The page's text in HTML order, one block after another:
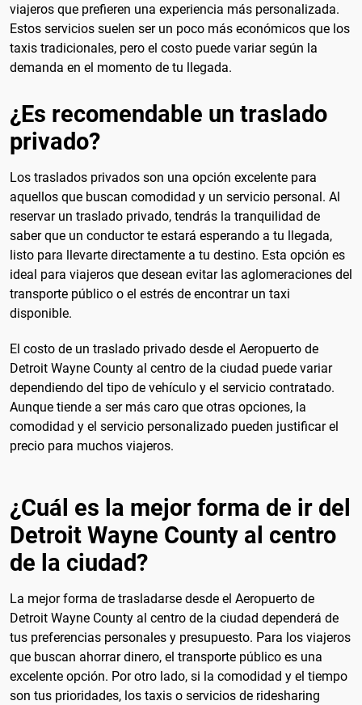
viajeros que prefieren una experiencia más personalizada.
Estos servicios suelen ser un poco más económicos que los
taxis tradicionales, pero el costo puede variar según la
demanda en el momento de tu llegada.
¿Es recomendable un traslado
privado?
Los traslados privados son una opción excelente para
aquellos que buscan comodidad y un servicio personal. Al
reservar un traslado privado, tendrás la tranquilidad de
saber que un conductor te estará esperando a tu llegada,
listo para llevarte directamente a tu destino. Esta opción es
ideal para viajeros que desean evitar las aglomeraciones del
transporte público o el estrés de encontrar un taxi
disponible.
El costo de un traslado privado desde el Aeropuerto de
Detroit Wayne County al centro de la ciudad puede variar
dependiendo del tipo de vehículo y el servicio contratado.
Aunque tiende a ser más caro que otras opciones, la
comodidad y el servicio personalizado pueden justificar el
precio para muchos viajeros.
¿Cuál es la mejor forma de ir del
Detroit Wayne County al centro
de la ciudad?
La mejor forma de trasladarse desde el Aeropuerto de
Detroit Wayne County al centro de la ciudad dependerá de
tus preferencias personales y presupuesto. Para los viajeros
que buscan ahorrar dinero, el transporte público es una
excelente opción. Por otro lado, si la comodidad y el tiempo
son tus prioridades, los taxis o servicios de ridesharing